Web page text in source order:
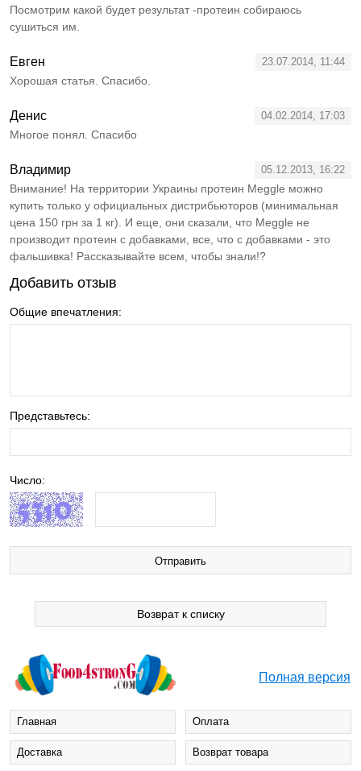
Посмотрим какой будет результат -протеин собираюсь
сушиться им.
Евген 23.07.2014, 11:44
Хорошая статья. Спасибо.
Денис 04.02.2014, 17:03
Многое понял. Спасибо
Владимир 05.12.2013, 16:22
Внимание! На территории Украины протеин Meggle можно
купить только у официальных дистрибьюторов (минимальная
цена 150 грн за 1 кг). И еще, они сказали, что Meggle не
производит протеин с добавками, все, что с добавками - это
фальшивка! Рассказывайте всем, чтобы знали!?
Добавить отзыв
Общие впечатления:
Представьтесь:
Число:
Возврат к списку
Полная версия
Главная Оплата
Доставка Возврат товара